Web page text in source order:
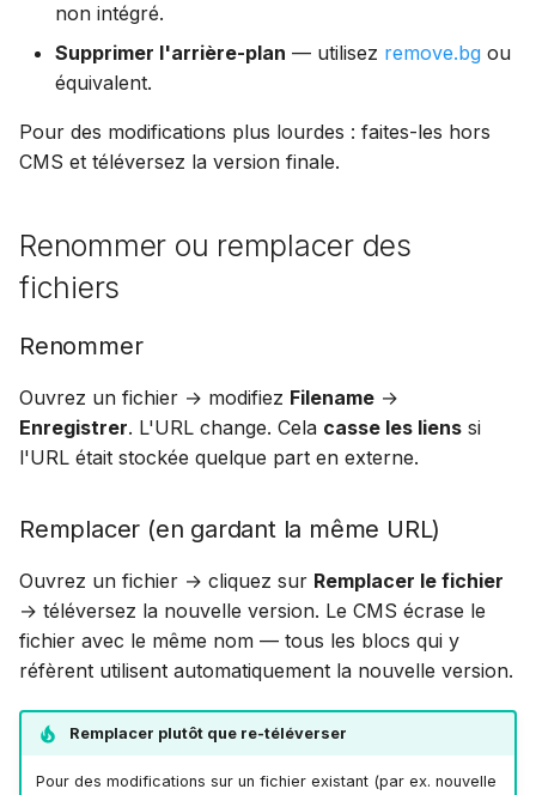
non intégré.
Supprimer l'arrière-plan — utilisez remove.bg ou
équivalent.
Pour des modifications plus lourdes : faites-les hors
CMS et téléversez la version finale.
Renommer ou remplacer des
fichiers
Renommer
Ouvrez un fichier → modifiez Filename →
Enregistrer. L'URL change. Cela casse les liens si
l'URL était stockée quelque part en externe.
Remplacer (en gardant la même URL)
Ouvrez un fichier → cliquez sur Remplacer le fichier
→ téléversez la nouvelle version. Le CMS écrase le
fichier avec le même nom — tous les blocs qui y
réfèrent utilisent automatiquement la nouvelle version.
Remplacer plutôt que re-téléverser
Pour des modifications sur un fichier existant (par ex. nouvelle